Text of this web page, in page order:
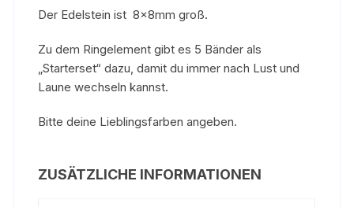
Der Edelstein ist 8x8mm groß.
Zu dem Ringelement gibt es 5 Bänder als
„Starterset“ dazu, damit du immer nach Lust und
Laune wechseln kannst.
Bitte deine Lieblingsfarben angeben.
ZUSÄTZLICHE INFORMATIONEN